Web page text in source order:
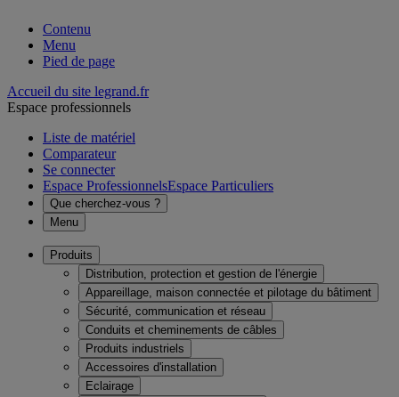
Contenu
Menu
Pied de page
Accueil du site legrand.fr
Espace professionnels
Liste de matériel
Comparateur
Se connecter
Espace ProfessionnelsEspace Particuliers
Que cherchez-vous ?
Menu
Produits
Distribution, protection et gestion de l'énergie
Appareillage, maison connectée et pilotage du bâtiment
Sécurité, communication et réseau
Conduits et cheminements de câbles
Produits industriels
Accessoires d'installation
Eclairage